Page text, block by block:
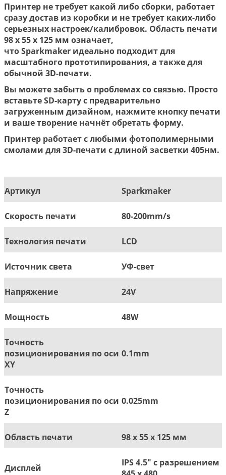
Принтер не требует какой либо сборки, работает
сразу достав из коробки и не требует каких-либо
серьезных настроек/калибровок. Область печати
98 x 55 x 125 мм означает,
чтоSparkmaker идеально подходит для
масштабного прототипирования, а также для
обычной 3D-печати.
Вы можете забыть о проблемах со связью. Просто
вставьте SD-карту с предварительно
загруженным дизайном, нажмите кнопку печати
и ваше творение начнёт обретать форму.
Принтер работает с любыми фотополимерными
смолами для 3D-печати с длиной засветки 405нм.
Артикул Sparkmaker
Скорость печати 80-200mm/s
Технология печати LCD
Источник света УФ-свет
Напряжение 24V
Мощность 48W
Точность
позиционирования по оси
XY
0.1mm
Точность
позиционирования по оси
Z
0.025mm
Область печати 98 x 55 x 125 мм
Дисплей
IPS 4.5" с разрешением